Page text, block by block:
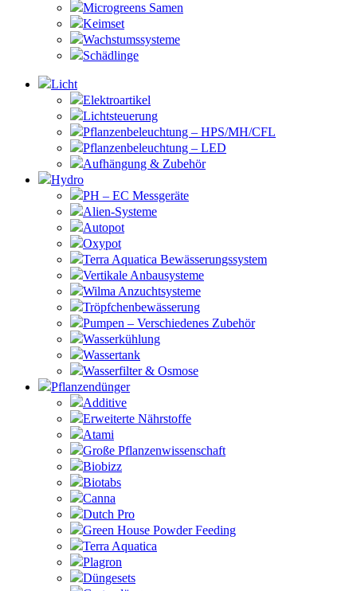
Microgreens Samen
Keimset
Wachstumssysteme
Schädlinge
Licht
Elektroartikel
Lichtsteuerung
Pflanzenbeleuchtung – HPS/MH/CFL
Pflanzenbeleuchtung – LED
Aufhängung & Zubehör
Hydro
PH – EC Messgeräte
Alien-Systeme
Autopot
Oxypot
Terra Aquatica Bewässerungssystem
Vertikale Anbausysteme
Wilma Anzuchtsysteme
Tröpfchenbewässerung
Pumpen – Verschiedenes Zubehör
Wasserkühlung
Wassertank
Wasserfilter & Osmose
Pflanzendünger
Additive
Erweiterte Nährstoffe
Atami
Große Pflanzenwissenschaft
Biobizz
Biotabs
Canna
Dutch Pro
Green House Powder Feeding
Terra Aquatica
Plagron
Düngesets